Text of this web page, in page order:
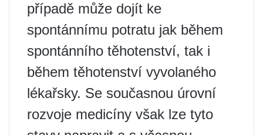
případě může dojít ke
spontánnímu potratu jak během
spontánního těhotenství, tak i
během těhotenství vyvolaného
lékařsky. Se současnou úrovní
rozvoje medicíny však lze tyto